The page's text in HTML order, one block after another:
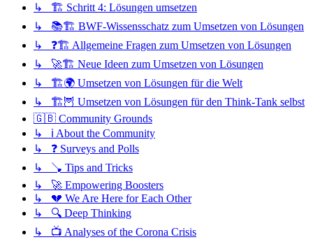
↳ 🏗️ Schritt 4: Lösungen umsetzen
↳ 📚🏗️ BWF-Wissensschatz zum Umsetzen von Lösungen
↳ ❓🏗️ Allgemeine Fragen zum Umsetzen von Lösungen
↳ 🚀🏗️ Neue Ideen zum Umsetzen von Lösungen
↳ 🏗️🌍 Umsetzen von Lösungen für die Welt
↳ 🏗️🦉 Umsetzen von Lösungen für den Think-Tank selbst
🇬🇧 Community Grounds
↳ ℹ️ About the Community
↳ ❓ Surveys and Polls
↳ 🪠 Tips and Tricks
↳ 🚀 Empowering Boosters
↳ 💔 We Are Here for Each Other
↳ 🔍 Deep Thinking
↳ 📺 Analyses of the Corona Crisis